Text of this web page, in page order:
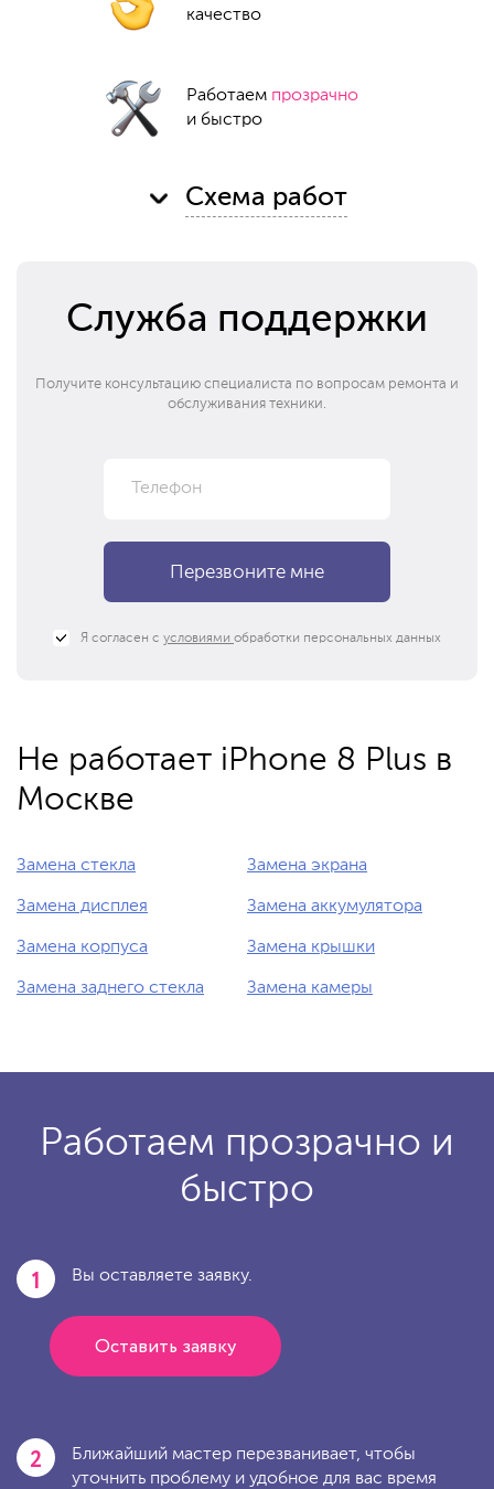
качество
Работаем прозрачно
и быстро
Схема работ
Служба поддержки
Получите консультацию специалиста по вопросам ремонта и
обслуживания техники.
Я согласен с условиями обработки персональных данных
Не работает iPhone 8 Plus в
Москве
Замена стекла Замена экрана
Замена дисплея Замена аккумулятора
Замена корпуса Замена крышки
Замена заднего стекла Замена камеры
Работаем прозрачно и
быстро
1 Вы оставляете заявку.
Оставить заявку
2
Ближайший мастер перезванивает, чтобы
уточнить проблему и удобное для вас время